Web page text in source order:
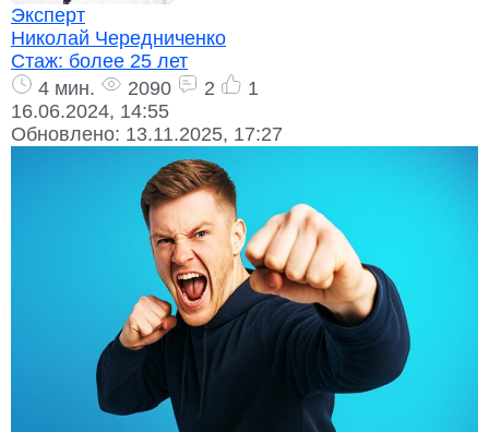
Эксперт
Николай Чередниченко
Стаж: более 25 лет
4 мин.
2090 2
1
16.06.2024, 14:55
Обновлено: 13.11.2025, 17:27